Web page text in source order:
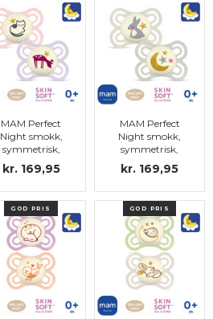
MAM Perfect
Night smokk,
symmetrisk,
silikon str.1
kr. 169,95
MAM Perfect
Night smokk,
symmetrisk,
silikon str.1
kr. 169,95
GOD PRIS GOD PRIS